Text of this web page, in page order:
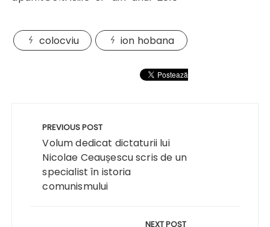
colocviu ion hobana
articole
PREVIOUS POST
Volum dedicat dictaturii lui
Nicolae Ceaușescu scris de un
specialist în istoria
comunismului
NEXT POST